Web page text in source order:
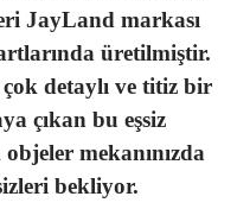
JayLand markası
üretilmiştir.
detaylı ve titiz bir
çıkan bu eşsiz
mekanınızda
bekliyor.